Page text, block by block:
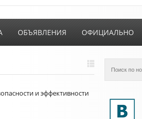
ОБЪЯВЛЕНИЯ ОФИЦИАЛЬНО
и эффективности